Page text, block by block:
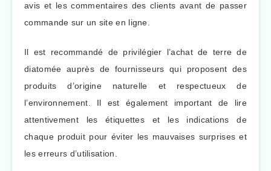
avis et les commentaires des clients avant de passer
commande sur un site en ligne.
Il est recommandé de privilégier l’achat de terre de
diatomée auprès de fournisseurs qui proposent des
produits d’origine naturelle et respectueux de
l’environnement. Il est également important de lire
attentivement les étiquettes et les indications de
chaque produit pour éviter les mauvaises surprises et
les erreurs d’utilisation.